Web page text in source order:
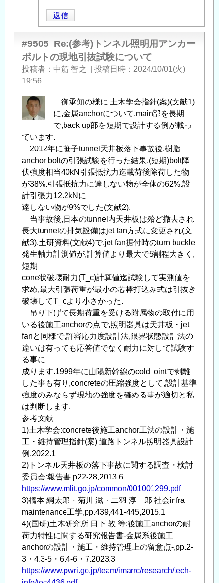
へ
返
信
ル
ト
地
引
つ
い
て
」
へ
の
返
返信
#9505 Re:(参考)トンネル照明用アンカー
ボルトの現地引抜試験について
投稿者 中筋 智之 投稿日時
2024/10/01(火)
19:56
御承知の様に,土木学会指針(案)(文献1)
に,金属anchorについて,main部を長期
で,back up部を短期で設計する例が載っ
ています.
2012年に笹子tunnel天井板落下事故後,樹脂
anchor boltの引張試験を行った結果,(短期)bolt降
伏強度相当40kN引張抵抗力迄載荷後除荷した物
が38%,引張抵抗力に達しない物が全体の62%,設
計引張力12.2kNに
達しない物が9%でした(文献2).
当事故後,日本のtunnel内天井板は殆ど撤去され
長大tunnelの排気設備はjet fan方式に変更され(文
献3),土研資料(文献4)で,jet fan据付時のturn buckle
発生軸力計測値が,計算値より最大で5割程大きく,
短期
cone状破壊耐力(T_c)計算値迄試験して実測値を
求め,最大引張荷重が最小の芯棒打込み式は引抜き
破壊してT_cより小さかった.
吊り下げて長期荷重を受ける附属物の取付に用
いる後施工anchorの点で,照明器具は天井板・jet
fanと同様で,許容応力度設計法,限界状態設計法の
違いは有っても応答値でなく耐力に対して試験す
る事に
成ります.1999年に山陽新幹線のcold jointで剥離
した事も有り,concreteの圧縮強度として,設計基準
強度のみならず現地の強度を確める事が適切と私
は判断します.
参考文献
1)土木学会:concrete後施工anchor工法の設計・施
工・維持管理指針(案) 道路トンネル照明器具設計
例,2022.1
2)トンネル天井板の落下事故に関する調査・検討
委員会:報告書,p22-28,2013.6
https://www.mlit.go.jp/common/001001299.pdf
3)橋本 綱太郎・菊川 滋・二羽 淳一郎:社会infra
maintenance工学,pp.439,441-445,2015.1
4)(国研)土木研究所 日下 敦 等:後施工anchorの耐
荷力特性に関する研究報告書-金属系後施工
anchorの設計・施工・維持管理上の留意点-,pp.2-
3・4,3-5・6,4-6・7,2023.3
https://www.pwri.go.jp/team/imarrc/research/tech-